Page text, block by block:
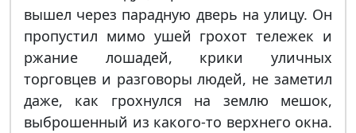
вышел через парадную дверь на улицу. Он
пропустил мимо ушей грохот тележек и
ржание лошадей, крики уличных
торговцев и разговоры людей, не заметил
даже, как грохнулся на землю мешок,
выброшенный из какого-то верхнего окна.